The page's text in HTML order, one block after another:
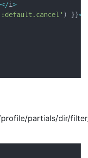
</i>
) }}<
partials/dir/